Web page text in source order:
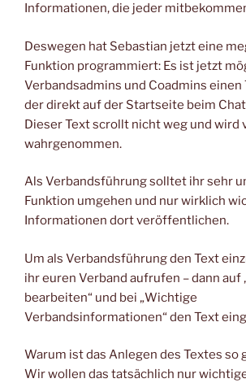
Informationen, die jeder
Deswegen hat Sebastian jetzt eine
Funktion programmiert: Es ist jetzt
Verbandsadmins und Coadmins einen
der direkt auf der Startseite beim
Dieser Text scrollt nicht weg und wird
wahrgenommen.
Als Verbandsführung solltet ihr sehr
Funktion umgehen und nur wirklich
Informationen dort veröffentlichen.
Um als Verbandsführung den Text
ihr euren Verband aufrufen – dann auf
bearbeiten“ und bei „Wichtige
Verbandsinformationen“ den Text
Warum ist das Anlegen des Textes so
Wir wollen das tatsächlich nur